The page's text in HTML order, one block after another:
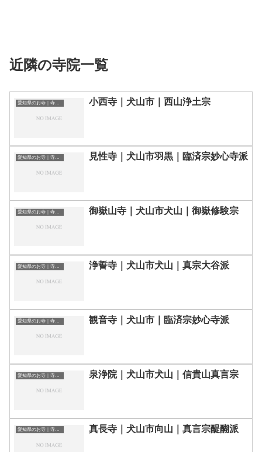
近隣の寺院一覧
愛知県のお寺｜寺院一覧 小西寺｜犬山市｜西山浄土宗
愛知県のお寺｜寺院一覧 見性寺｜犬山市羽黒｜臨済宗妙心寺派
愛知県のお寺｜寺院一覧 御嶽山寺｜犬山市犬山｜御嶽修験宗
愛知県のお寺｜寺院一覧 浄誓寺｜犬山市犬山｜真宗大谷派
愛知県のお寺｜寺院一覧 観音寺｜犬山市｜臨済宗妙心寺派
愛知県のお寺｜寺院一覧 泉浄院｜犬山市犬山｜信貴山真言宗
愛知県のお寺｜寺院一覧 真長寺｜犬山市向山｜真言宗醍醐派